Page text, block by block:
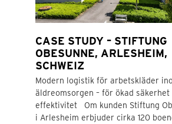
CASE STUDY – STIFTUNG
OBESUNNE, ARLESHEIM,
SCHWEIZ
Modern logistik för arbetskläder
äldreomsorgen – för ökad säkerhet
effektivitet Om kunden Stiftung
i Arlesheim erbjuder cirka 120